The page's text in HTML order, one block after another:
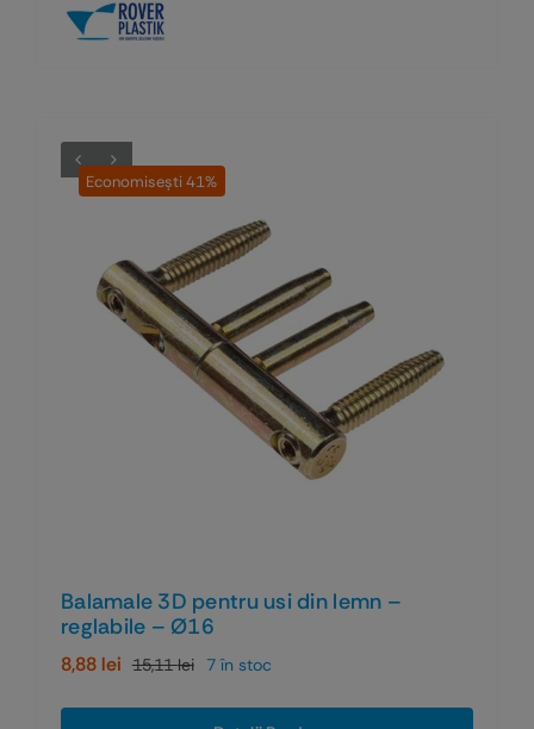
Economiseşti 41%
Balamale 3D pentru usi din lemn –
reglabile – Ø16
15,11leiPrețul
inițial
8,88 lei
Prețul
curent
7 în stoc